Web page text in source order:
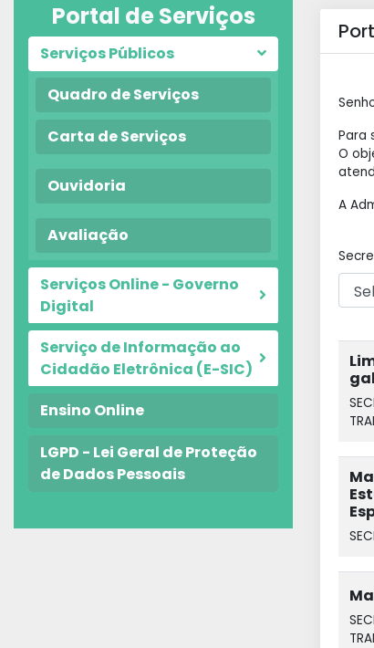
Portal de Serviços
Serviços Públicos
Quadro de Serviços
Carta de Serviços
Ouvidoria
Avaliação
Serviços Online - Governo
Digital
Serviço de Informação ao
Cidadão Eletrônica (E-SIC)
Ensino Online
LGPD - Lei Geral de Proteção
de Dados Pessoais
Para
O
A